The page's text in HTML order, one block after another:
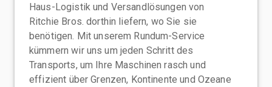
Haus-Logistik und Versandlösungen von
Ritchie Bros. dorthin liefern, wo Sie sie
benötigen. Mit unserem Rundum-Service
kümmern wir uns um jeden Schritt des
Transports, um Ihre Maschinen rasch und
effizient über Grenzen, Kontinente und Ozeane